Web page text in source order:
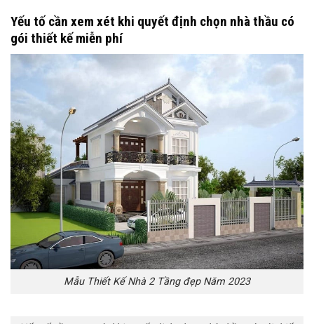
Yếu tố cần xem xét khi quyết định chọn nhà thầu có
gói thiết kế miễn phí
Mẫu Thiết Kế Nhà 2 Tầng đẹp Năm 2023